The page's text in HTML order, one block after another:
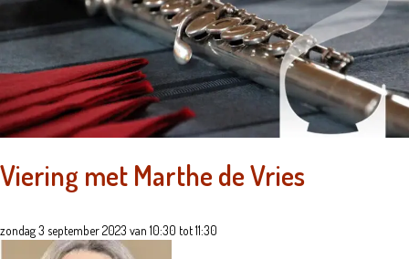
Viering met Marthe de Vries
zondag 3 september 2023 van 10:30 tot 11:30